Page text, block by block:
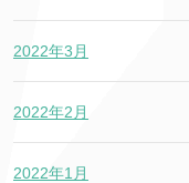
2022年3月
2022年2月
2022年1月